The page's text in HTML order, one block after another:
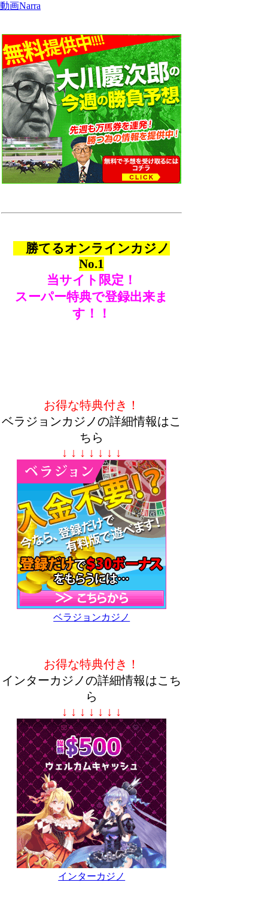
動画Narra
勝てるオンラインカジノ
No.1
当サイト限定！
スーパー特典で登録出来ま
す！！
お得な特典付き！
ベラジョンカジノの詳細情報はこ
ちら
↓ ↓ ↓ ↓ ↓ ↓ ↓
ベラジョンカジノ
お得な特典付き！
インターカジノの詳細情報はこち
ら
↓ ↓ ↓ ↓ ↓ ↓ ↓
インターカジノ